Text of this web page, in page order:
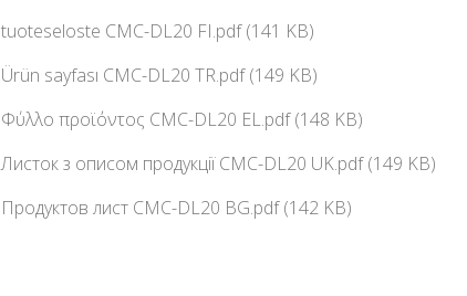
tuoteseloste CMC-DL20 FI.pdf (141 KB)
Ürün sayfası CMC-DL20 TR.pdf (149 KB)
Φύλλο προϊόντος CMC-DL20 EL.pdf (148 KB)
Листок з описом продукції CMC-DL20 UK.pdf (149 KB)
Продуктов лист CMC-DL20 BG.pdf (142 KB)